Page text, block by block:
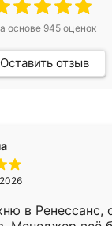
основе 945оценок
Оставить отзыв
в Ренессанс,